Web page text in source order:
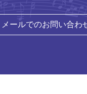
メールでのお問い合わ